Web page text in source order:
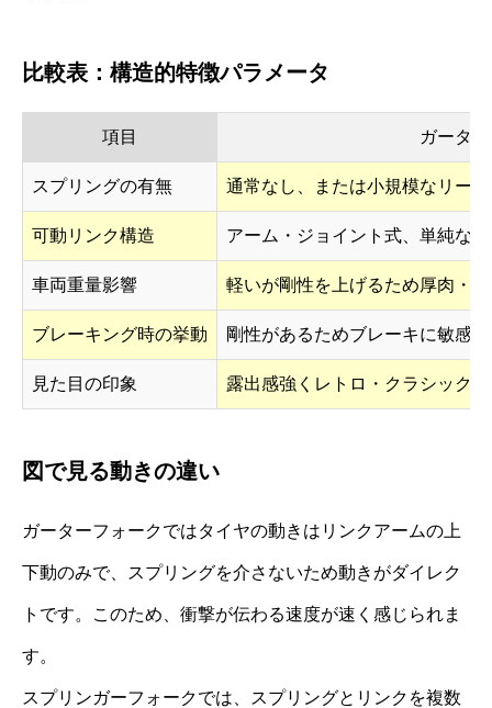
比較表：構造的特徴パラメータ
項目 ガータ
スプリングの有無 通常なし、または小規模なリー
可動リンク構造 アーム・ジョイント式、単純な
車両重量影響 軽いが剛性を上げるため厚肉・
ブレーキング時の挙動 剛性があるためブレーキに敏感
見た目の印象 露出感強くレトロ・クラシック
図で見る動きの違い
ガーターフォークではタイヤの動きはリンクアームの上
下動のみで、スプリングを介さないため動きがダイレク
トです。このため、衝撃が伝わる速度が速く感じられま
す。
スプリンガーフォークでは、スプリングとリンクを複数